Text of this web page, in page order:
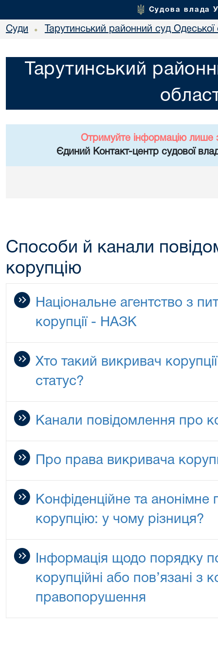
Судова влада
Суди • Тарутинський районний суд Одеської
Тарутинський
Отримуйте інформацію лише
Єдиний Контакт-центр судової
Способи й канали
корупцію
Національне агентство з
корупції - НАЗК
Хто такий викривач
статус?
Канали повідомлення про
Про права викривача
Конфіденційне та анонімне
корупцію: у чому різниця?
Інформація щодо порядку
корупційні або пов’язані з
правопорушення